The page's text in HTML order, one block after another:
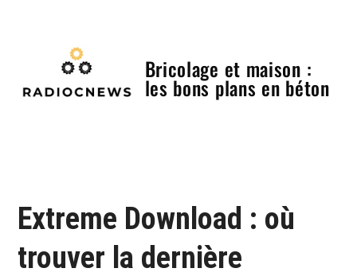
Bricolage et maison :
les bons plans en béton
Extreme Download : où
trouver la dernière